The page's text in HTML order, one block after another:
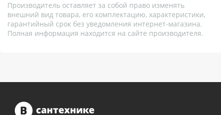
Производитель оставляет за собой право изменять
внешний вид товара, его комплектацию, характеристики,
гарантийный срок без уведомления интернет-магазина.
Полная информация находится на сайте производителя.